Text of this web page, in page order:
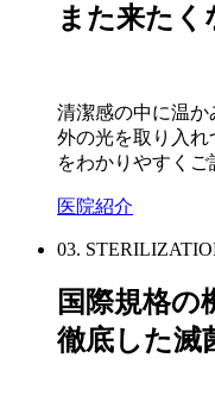
また来たく
清潔感の中に温か
外の光を取り入
をわかりやすくご
医院紹介
03.
国際規格の
徹底した滅